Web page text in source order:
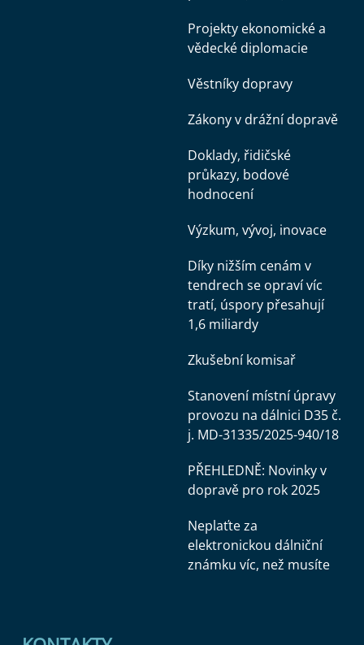
Projekty ekonomické a
vědecké diplomacie
Věstníky dopravy
Zákony v drážní dopravě
Doklady, řidičské
průkazy, bodové
hodnocení
Výzkum, vývoj, inovace
Díky nižším cenám v
tendrech se opraví víc
tratí, úspory přesahují
1,6 miliardy
Zkušební komisař
Stanovení místní úpravy
provozu na dálnici D35 č.
j. MD-31335/2025-940/18
PŘEHLEDNĚ: Novinky v
dopravě pro rok 2025
Neplaťte za
elektronickou dálniční
známku víc, než musíte